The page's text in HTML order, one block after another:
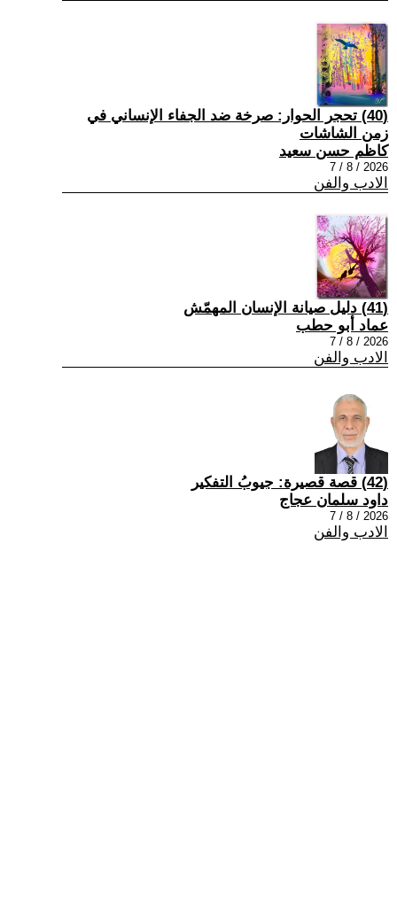
(40) تحجر الحوار: صرخة ضد الجفاء الإنساني في
زمن الشاشات
كاظم حسن سعيد
2026 / 8 / 7
الادب والفن
(41) دليل صيانة الإنسان المهمّش
عماد أبو حطب
2026 / 8 / 7
الادب والفن
(42) قصة قصيرة: جيوبُ التفكير
داود سلمان عجاج
2026 / 8 / 7
الادب والفن